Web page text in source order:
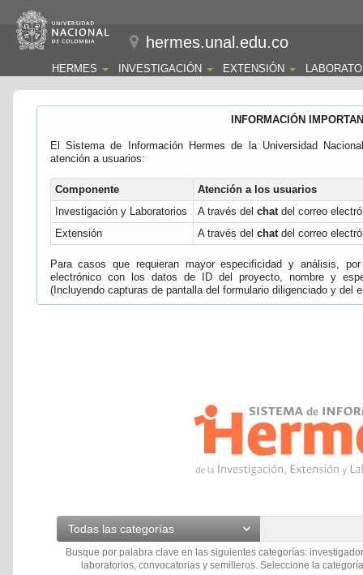
hermes.unal.edu.co
HERMES INVESTIGACIÓN EXTENSIÓN
INFORMACIÓN
El Sistema de Información Hermes de la Universidad
atención a usuarios:
Componente
Atención a los usuarios
Investigación y Laboratorios
A través del chatdel correo
Extensión
A través del chatdel correo
Para casos que requieran mayor especificidad y análisis,
electrónico con los datos de ID del proyecto, nombre y
(Incluyendo capturas de pantalla del formulario diligenciado y del
Todas las categorías
Busque por palabra clave en las siguientes categorías:
laboratorios, convocatorias y semilleros. Seleccione la